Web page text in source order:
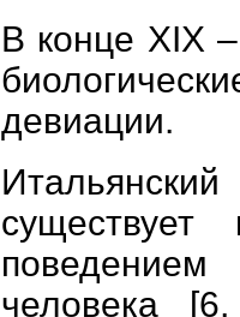
В конце XIX
девиации.
человека